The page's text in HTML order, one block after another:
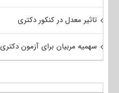
تاثیر معدل در کنکور دکتری
سهمیه مربیان برای آزمون دکتری